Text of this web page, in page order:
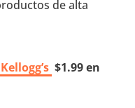
de alta
$1.99 en